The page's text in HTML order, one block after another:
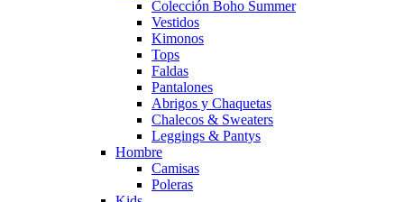
Colección Boho Summer
Vestidos
Kimonos
Tops
Faldas
Pantalones
Abrigos y Chaquetas
Chalecos & Sweaters
Leggings & Pantys
Hombre
Camisas
Poleras